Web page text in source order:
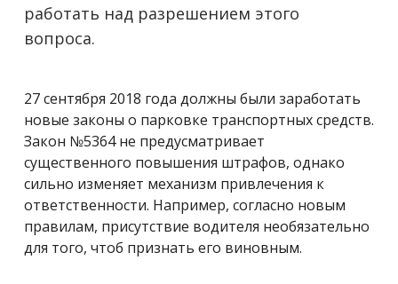
работать над разрешением этого
вопроса.
27 сентября 2018 года должны были заработать
новые законы о парковке транспортных средств.
Закон №5364 не предусматривает
существенного повышения штрафов, однако
сильно изменяет механизм привлечения к
ответственности. Например, согласно новым
правилам, присутствие водителя необязательно
для того, чтоб признать его виновным.